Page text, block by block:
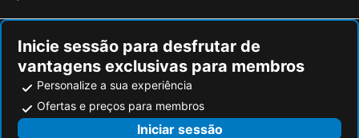
Inicie sessão para desfrutar de
vantagens exclusivas para membros
Personalize a sua experiência
Ofertas e preços para membros
Iniciar sessão